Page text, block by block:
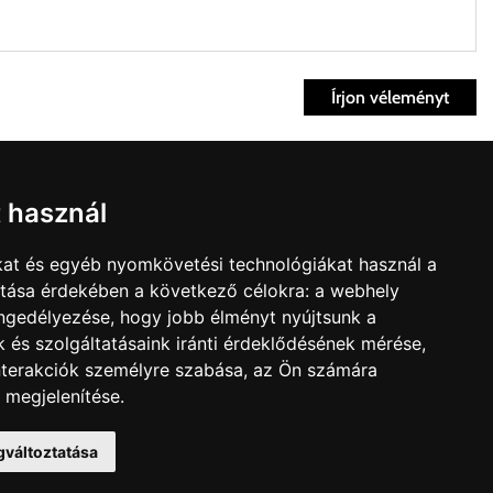
és egyéb nyomkövetési technológiákat használ a
érdekében a következő célokra: a webhely
, hogy jobb élményt nyújtsunk a
és szolgáltatásaink iránti érdeklődésének mérése,
személyre szabása, az Ön számára
.
időpontban.
figyelembevételével az önnek megfelelő szállítási költséget
kollégáink megvizsgálják a vásárolt termék adatait,
magasabb értékben igazoljuk vissza, úgy a
Írjon véleményt
irányelvek
Bevásárlókosár